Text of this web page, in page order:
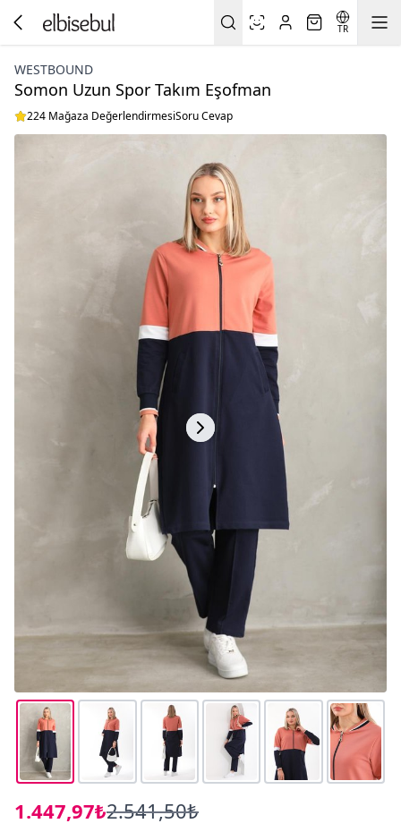
TR
WESTBOUND
Somon Uzun Spor Takım Eşofman
224 Mağaza DeğerlendirmesiSoru Cevap
1.447,97₺2.541,50₺